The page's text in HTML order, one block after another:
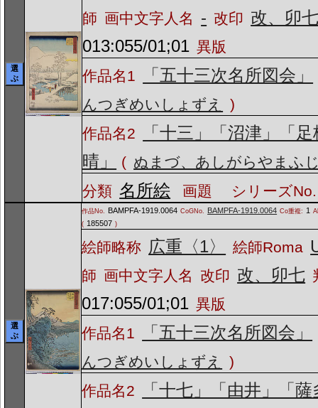
選
ぶ
師 画中文字人名 - 改印 改、卯
013:055/01;01 異版
作品名1
「五十三次名所図会」
んつぎめいしょずえ
)
作品名2
「十三」「沼津」「
晴」
( ぬまづ、あしがらやまふ
分類 名所絵 画題 シリーズNo.
選
ぶ
作品No. BAMPFA-1919.0064 CoGNo. BAMPFA-1919.0064 Co重複: 1
( 185507 )
絵師略称 広重〈1〉 絵師Roma
師 画中文字人名 改印 改、卯七
017:055/01;01 異版
作品名1
「五十三次名所図会」
んつぎめいしょずえ
)
作品名2
「十七」「由井」「